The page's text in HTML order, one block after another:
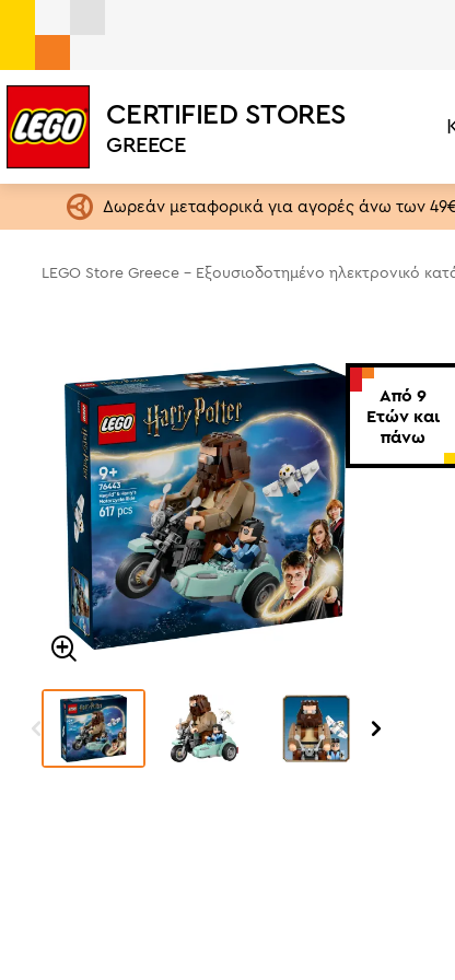
CERTIFIED STORES
GREECE
Σετ ανά Κατηγορία
LEGO One Piece
LEGO Editions
Speed Champions
Star Wars
Brickheadz
Δείτε τα όλα
1,5+
4+
18+
Δωρεάν μεταφορικά για αγορές άνω των
LEGO Store Greece - Εξουσιοδοτημένο ηλεκτρονικό
Από 9
Ετών και
πάνω
LEGO® Harry Potter Hagrid & Harry's Motorcycle